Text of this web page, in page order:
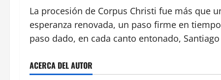
La procesión de Corpus Christi fue más que
esperanza renovada, un paso firme en
paso dado, en cada canto entonado,
ACERCA DEL AUTOR